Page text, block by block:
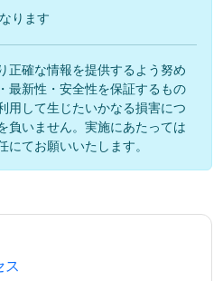
ります
正確な情報を提供するよう努め
最新性・安全性を保証するもの
用して生じたいかなる損害につ
負いません。実施にあたっては
てお願いいたします。
ス